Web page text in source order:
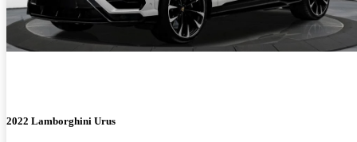
2022 Lamborghini Urus